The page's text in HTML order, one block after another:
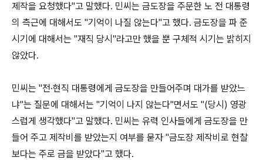
제작을 요청했다"고 말했다. 민씨는 금도장을 주문한 노 전 대통령
의 측근에 대해서도 "기억이 나질 않는다"고 했다. 금도장을 파 준
시기에 대해서는 "재직 당시"라고만 했을 뿐 구체적 시기는 밝히지
않았다.
민씨는 "전·현직 대통령에게 금도장을 만들어주며 대가를 받았느
냐"는 질문에 대해서는 "기억이 나지 않는다"면서도 "(당시) 영광
스럽게 생각했다"고 말했다. 민씨는 유력 인사들에게 금도장을 만
들어 주고 제작비를 받았는지 여부를 묻자 "금도장 제작비로 현찰
보다는 주로 금을 받았다"고 했다.